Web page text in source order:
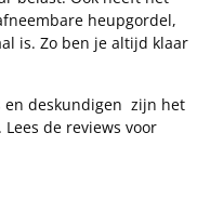
heupgordel,
is. Zo ben je altijd klaar
en deskundigen zijn het
de reviews voor